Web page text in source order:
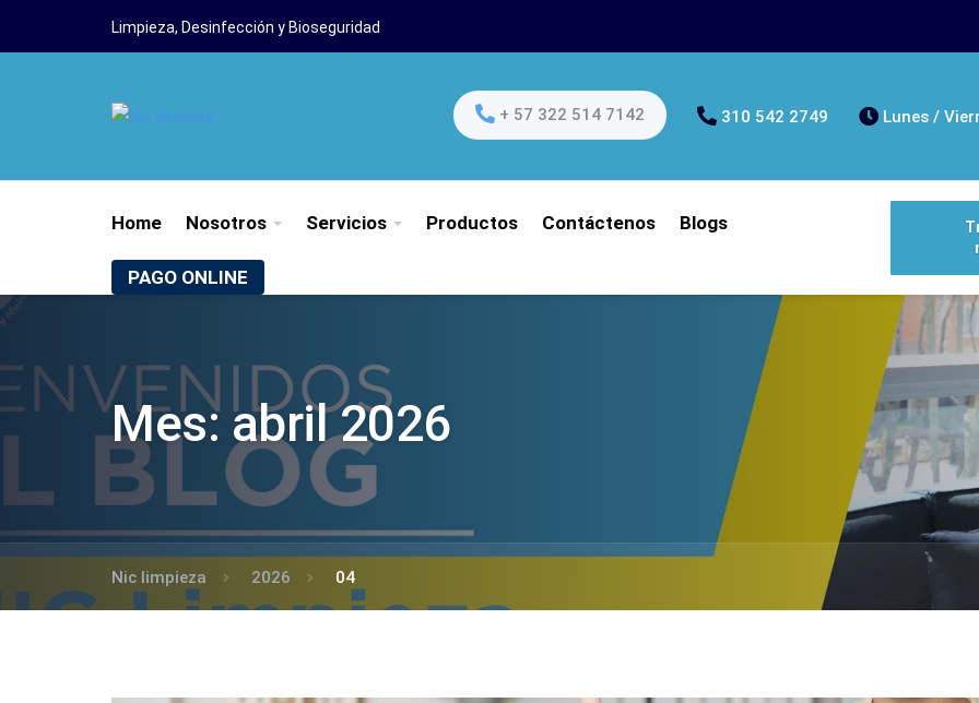
Limpieza, Desinfección y Bioseguridad
+ 57 322 514 7142 310 542 2749 Lunes /
Home Nosotros Servicios Productos Contáctenos Blogs
PAGO ONLINE
Mes: abril 2026
Nic limpieza 2026 04